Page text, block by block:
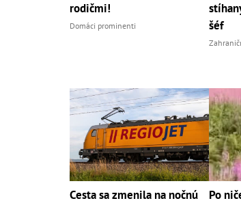
rodičmi!
Domáci prominenti
šéf
Cesta sa zmenila na nočnú
Po